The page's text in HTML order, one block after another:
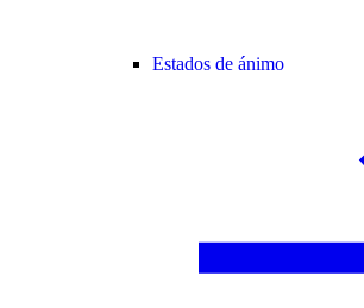
Estados de ánimo